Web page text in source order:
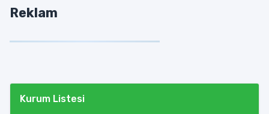
Reklam
Kurum Listesi